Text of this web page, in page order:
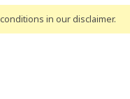
in our disclaimer.